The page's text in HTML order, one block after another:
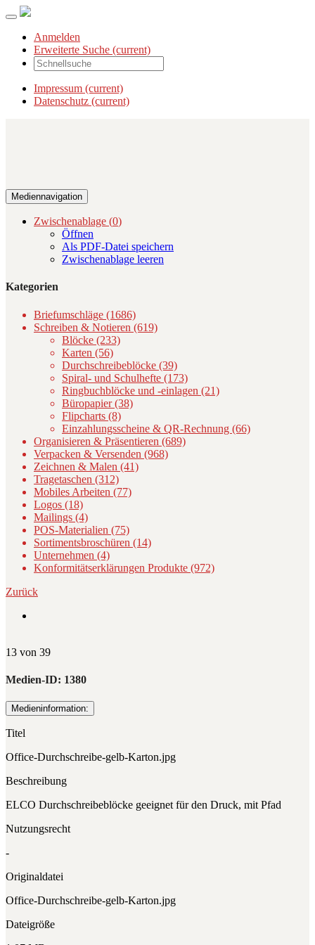
Anmelden
Erweiterte Suche (current)
Impressum (current)
Datenschutz (current)
Mediennavigation
Zwischenablage (0)
Öffnen
Als PDF-Datei speichern
Zwischenablage leeren
Kategorien
Briefumschläge (1686)
Schreiben & Notieren (619)
Blöcke (233)
Karten (56)
Durchschreibeblöcke (39)
Spiral- und Schulhefte (173)
Ringbuchblöcke und -einlagen (21)
Büropapier (38)
Flipcharts (8)
Einzahlungsscheine & QR-Rechnung (66)
Organisieren & Präsentieren (689)
Verpacken & Versenden (968)
Zeichnen & Malen (41)
Tragetaschen (312)
Mobiles Arbeiten (77)
Logos (18)
Mailings (4)
POS-Materialien (75)
Sortimentsbroschüren (14)
Unternehmen (4)
Konformitätserklärungen Produkte (972)
Zurück
13 von 39
Medien-ID: 1380
Medieninformation:
Titel
Office-Durchschreibe-gelb-Karton.jpg
Beschreibung
ELCO Durchschreibeblöcke geeignet für den Druck, mit Pfad
Nutzungsrecht
-
Originaldatei
Office-Durchschreibe-gelb-Karton.jpg
Dateigröße